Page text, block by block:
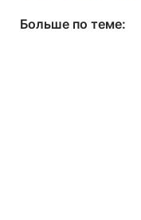
Больше по теме: